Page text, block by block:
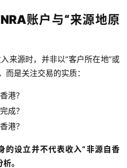
账户与“来源地原
来源时，并非以“客户所在地”或
而是关注交易的实质：
港？
成？
港？
的设立并不代表收入“非源自香
。